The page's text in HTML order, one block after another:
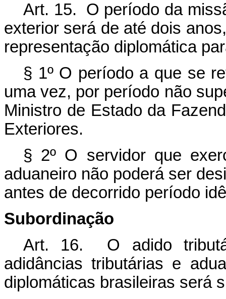
Art. 15. O período da
exterior será de até dois
representação diplomática
§ 1º O período a que se
uma vez, por período não
Ministro de Estado da
Exteriores.
§ 2º O servidor que
aduaneiro não poderá ser
antes de decorrido período
Subordinação
Art. 16. O adido
adidâncias tributárias e
diplomáticas brasileiras será